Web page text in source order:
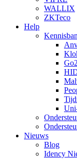
WALLIX
ZKTeco
Help
Nieuws
Blog
Idency